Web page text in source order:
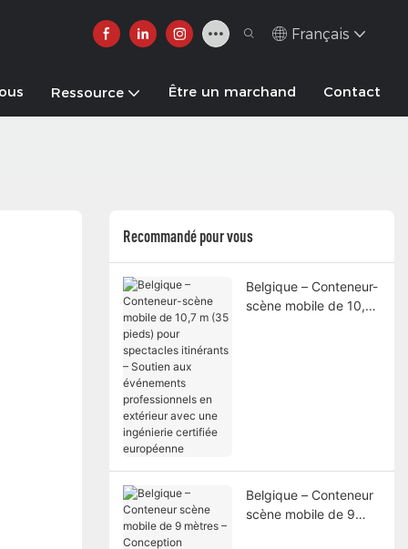
Français
Ressource Être un marchand Contact
Recommandé pour vous
Belgique – Conteneur-
scène mobile de 10,7
Belgique – Conteneur
scène mobile de 9